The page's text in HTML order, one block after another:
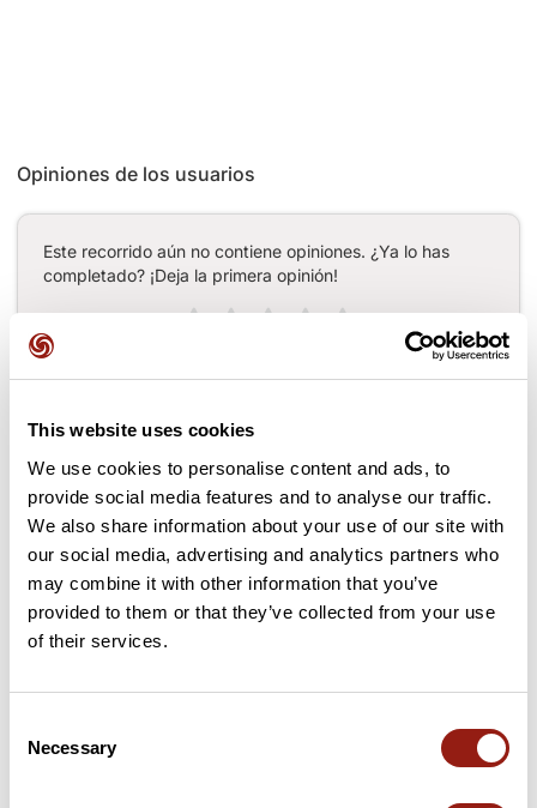
This website uses cookies
We use cookies to personalise content and ads, to
provide social media features and to analyse our traffic.
We also share information about your use of our site with
our social media, advertising and analytics partners who
may combine it with other information that you’ve
provided to them or that they’ve collected from your use
of their services.
Selection
Necessary
Opiniones de los usuarios
Este recorrido aún no contiene opiniones. ¿Ya lo has
completado? ¡Deja la primera opinión!
Añadir una opinión
Puertos a lo largo de la ruta
14 km Col de Boulin 385 m
16 km Col de Taillude 411 m